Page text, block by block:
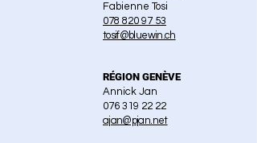
Fabienne Tosi
078 820 97 53
tosif@bluewin.ch
RÉGION GENÈVE
Annick Jan
076 319 22 22
ajan@pjan.net